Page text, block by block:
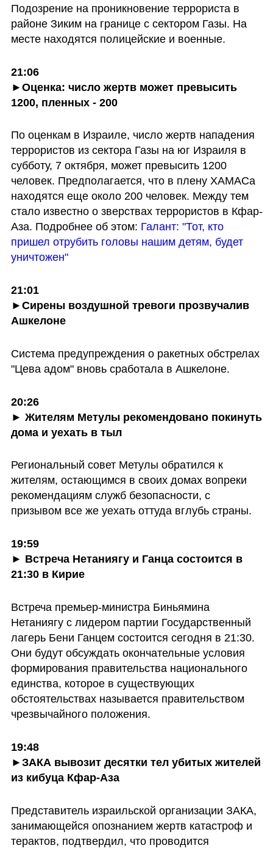
Подозрение на проникновение террориста в
районе Зиким на границе с сектором Газы. На
месте находятся полицейские и военные.
21:06
►Оценка: число жертв может превысить
1200, пленных - 200
По оценкам в Израиле, число жертв нападения
террористов из сектора Газы на юг Израиля в
субботу, 7 октября, может превысить 1200
человек. Предполагается, что в плену ХАМАСа
находятся еще около 200 человек. Между тем
стало известно о зверствах террористов в Кфар-
Аза. Подробнее об этом: Галант: "Тот, кто
пришел отрубить головы нашим детям, будет
уничтожен"
21:01
►Сирены воздушной тревоги прозвучалив
Ашкелоне
Система предупреждения о ракетных обстрелах
"Цева адом" вновь сработала в Ашкелоне.
20:26
► Жителям Метулы рекомендовано покинуть
дома и уехать в тыл
Региональный совет Метулы обратился к
жителям, остающимся в своих домах вопреки
рекомендациям служб безопасности, с
призывом все же уехать оттуда вглубь страны.
19:59
► Встреча Нетаниягу и Ганца состоится в
21:30 в Кирие
Встреча премьер-министра Биньямина
Нетаниягу с лидером партии Государственный
лагерь Бени Ганцем состоится сегодня в 21:30.
Они будут обсуждать окончательные условия
формирования правительства национального
единства, которое в существующих
обстоятельствах называется правительством
чрезвычайного положения.
19:48
►ЗАКА вывозит десятки тел убитых жителей
из кибуца Кфар-Аза
Представитель израильской организации ЗАКА,
занимающейся опознанием жертв катастроф и
терактов, подтвердил, что проводится